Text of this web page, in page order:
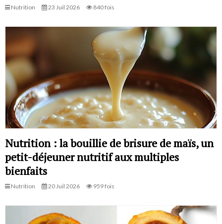
Nutrition 23 Juil 2026 840 fois
Nutrition : la bouillie de brisure de maïs, un
petit-déjeuner nutritif aux multiples
bienfaits
Nutrition 20 Juil 2026 959 fois